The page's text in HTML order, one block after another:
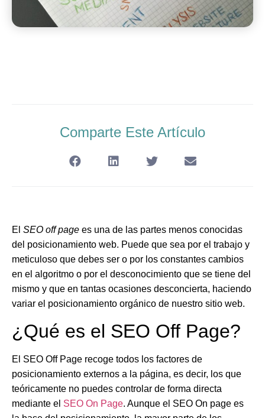
Comparte Este Artículo
El SEO off page es una de las partes menos conocidas
del posicionamiento web. Puede que sea por el trabajo y
meticuloso que debes ser o por los constantes cambios
en el algoritmo o por el desconocimiento que se tiene del
mismo y que en tantas ocasiones desconcierta, haciendo
variar el posicionamiento orgánico de nuestro sitio web.
¿Qué es el SEO Off Page?
El SEO Off Page recoge todos los factores de
posicionamiento externos a la página, es decir, los que
teóricamente no puedes controlar de forma directa
mediante el SEO On Page. Aunque el SEO On page es